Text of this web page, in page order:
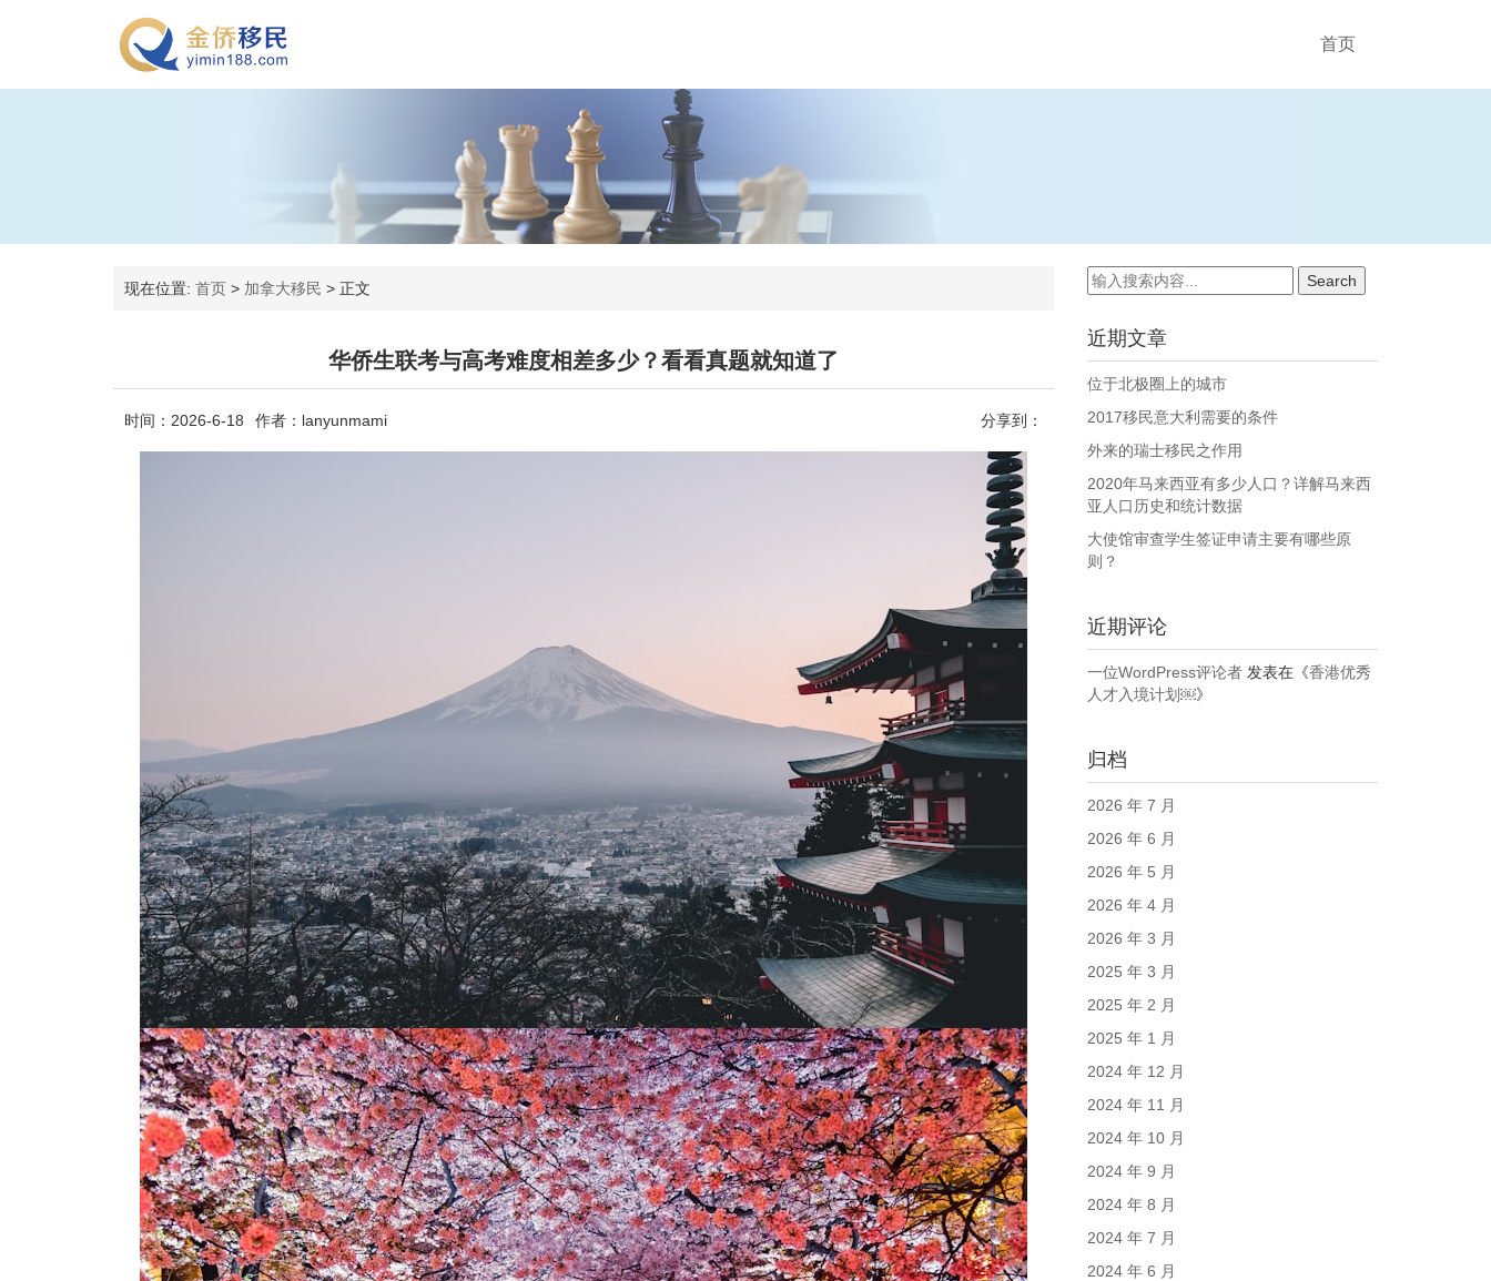
首页
现在位置: 首页 > 加拿大移民 > 正文
华侨生联考与高考难度相差多少？看看真题就知道了
时间：2026-6-18 作者：lanyunmami 分享到：
近期文章
位于北极圈上的城市
2017移民意大利需要的条件
外来的瑞士移民之作用
2020年马来西亚有多少人口？详解马来西
亚人口历史和统计数据
大使馆审查学生签证申请主要有哪些原
则？
近期评论
一位WordPress评论者发表在《香港优秀
人才入境计划￼》
归档
2026 年 7 月
2026 年 6 月
2026 年 5 月
2026 年 4 月
2026 年 3 月
2025 年 3 月
2025 年 2 月
2025 年 1 月
2024 年 12 月
2024 年 11 月
2024 年 10 月
2024 年 9 月
2024 年 8 月
2024 年 7 月
2024 年 6 月